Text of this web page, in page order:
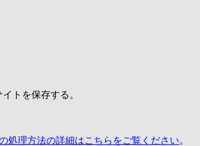
トを保存する。
処理方法の詳細はこちらをご覧ください。